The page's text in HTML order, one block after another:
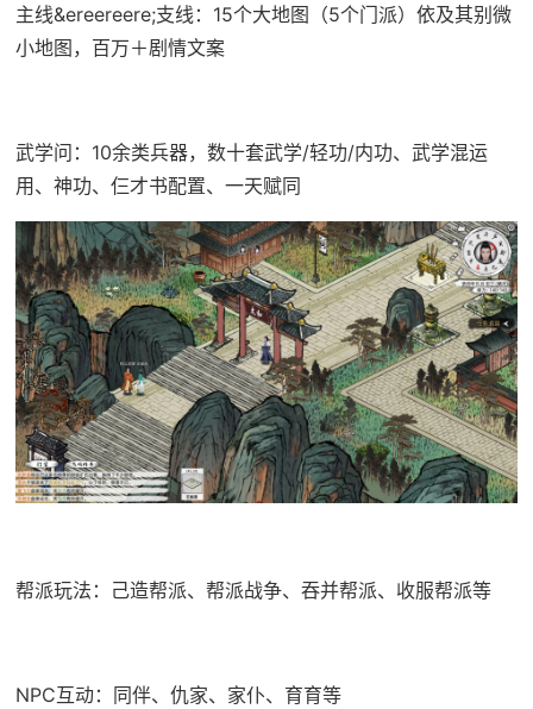
主线&ereereere;支线：15个大地图（5个门派）依及其别微
小地图，百万＋剧情文案
武学问：10余类兵器，数十套武学/轻功/内功、武学混运
用、神功、仨才书配置、一天赋同
帮派玩法：己造帮派、帮派战争、吞并帮派、收服帮派等
NPC互动：同伴、仇家、家仆、育育等